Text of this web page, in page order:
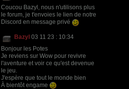
Coucou Bazyl, nous n'utilisons plus
le forum, je t'envoies le lien de notre
Discord en message privé
Bazyl 03 11 23 : 10:34
Bonjour les Potes
Je reviens sur Wow pour revivre
l'aventure et voir ce qu'est devenue
le jeu.
J'espère que tout le monde bien
À bientôt engame